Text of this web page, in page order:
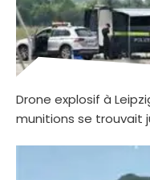
Drone explosif à
munitions se trouvait